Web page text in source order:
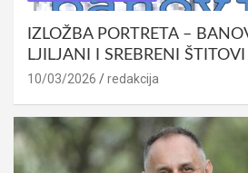
IZLOŽBA PORTRETA –
LJILJANI I SREBRENI ŠTITOVI
10/03/2026 redakcija